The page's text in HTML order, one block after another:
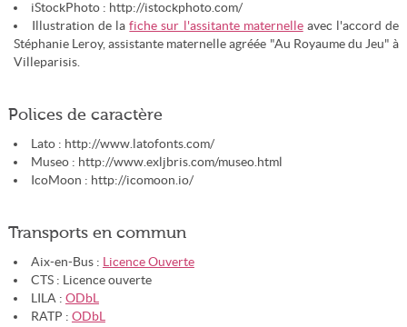
iStockPhoto : http://istockphoto.com/
Illustration de lafiche sur l'assitante maternelleavec l'accord de
Stéphanie Leroy, assistante maternelle agréée "Au Royaume du Jeu" à
Villeparisis.
Polices de caractère
Lato : http://www.latofonts.com/
Museo : http://www.exljbris.com/museo.html
IcoMoon : http://icomoon.io/
Transports en commun
Aix-en-Bus : Licence Ouverte
CTS : Licence ouverte
LILA : ODbL
RATP : ODbL